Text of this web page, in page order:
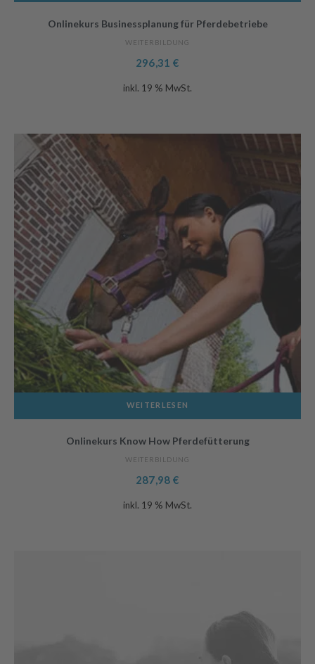
Onlinekurs Businessplanung für Pferdebetriebe
WEITERBILDUNG
296,31 €
inkl. 19 % MwSt.
WEITERLESEN
Onlinekurs Know How Pferdefütterung
WEITERBILDUNG
287,98 €
inkl. 19 % MwSt.